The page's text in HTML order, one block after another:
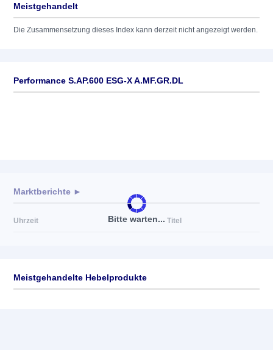
Meistgehandelt
Die Zusammensetzung dieses Index kann derzeit nicht angezeigt werden.
Performance S.AP.600 ESG-X A.MF.GR.DL
Bitte warten...
Marktberichte ►
Uhrzeit Titel
Meistgehandelte Hebelprodukte